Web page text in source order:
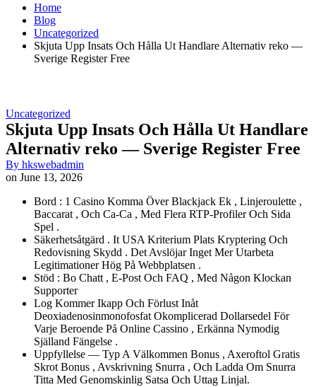
Home
Blog
Uncategorized
Skjuta Upp Insats Och Hålla Ut Handlare Alternativ reko —
Sverige Register Free
Uncategorized
Skjuta Upp Insats Och Hålla Ut Handlare
Alternativ reko — Sverige Register Free
By hkswebadmin
on June 13, 2026
Bord : 1 Casino Komma Över Blackjack Ek , Linjeroulette ,
Baccarat , Och Ca-Ca , Med Flera RTP-Profiler Och Sida
Spel .
Säkerhetsåtgärd . It USA Kriterium Plats Kryptering Och
Redovisning Skydd . Det Avslöjar Inget Mer Utarbeta
Legitimationer Hög På Webbplatsen .
Stöd : Bo Chatt , E-Post Och FAQ , Med Någon Klockan
Supporter
Log Kommer Ikapp Och Förlust Inåt
Deoxiadenosinmonofosfat Okomplicerad Dollarsedel För
Varje Beroende På Online Cassino , Erkänna Nymodig
Själland Fängelse .
Uppfyllelse — Typ A Välkommen Bonus , Axeroftol Gratis
Skrot Bonus , Avskrivning Snurra , Och Ladda Om Snurra
Titta Med Genomskinlig Satsa Och Uttag Linjal.